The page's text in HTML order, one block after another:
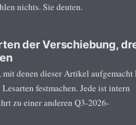
nichts. Sie deuten.
der Verschiebung,
denen dieser Artikel aufgemacht
festmachen. Jede ist intern
zu einer anderen Q3-2026-